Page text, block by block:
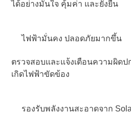
ได้อย่างมั่นใจ คุ้มค่า และยั่งยืน
ไฟฟ้ามั่นคง ปลอดภัยมากขึ้น
ตรวจสอบและแจ้งเตือนความผิดป
เกิดไฟฟ้าขัดข้อง
รองรับพลังงานสะอาดจาก